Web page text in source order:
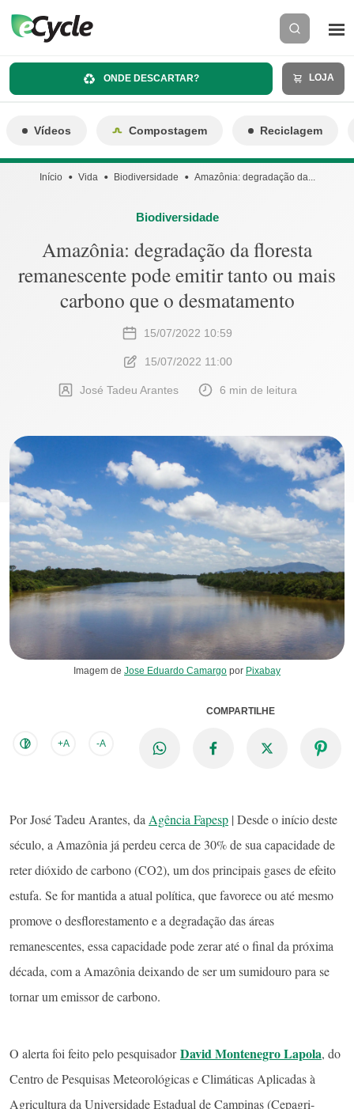
ONDE DESCARTAR? LOJA
Vídeos Compostagem Reciclagem
Início Vida Biodiversidade Amazônia: degradação da...
Biodiversidade
Amazônia: degradação da floresta
remanescente pode emitir tanto ou mais
carbono que o desmatamento
15/07/2022 10:59
15/07/2022 11:00
José Tadeu Arantes 6 min de leitura
Imagem de Jose Eduardo Camargo por Pixabay
+A -A
COMPARTILHE
Por José Tadeu Arantes, da Agência Fapesp | Desde o início deste
século, a Amazônia já perdeu cerca de 30% de sua capacidade de
reter dióxido de carbono (CO2), um dos principais gases de efeito
estufa. Se for mantida a atual política, que favorece ou até mesmo
promove o desflorestamento e a degradação das áreas
remanescentes, essa capacidade pode zerar até o final da próxima
década, com a Amazônia deixando de ser um sumidouro para se
tornar um emissor de carbono.
O alerta foi feito pelo pesquisadorDavid Montenegro Lapola, do
Centro de Pesquisas Meteorológicas e Climáticas Aplicadas à
Agricultura da Universidade Estadual de Campinas (Cepagri-